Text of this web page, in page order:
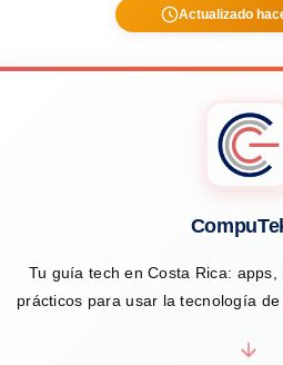
Actualizado
Tu guía tech en Costa Rica:
prácticos para usar la tecnología